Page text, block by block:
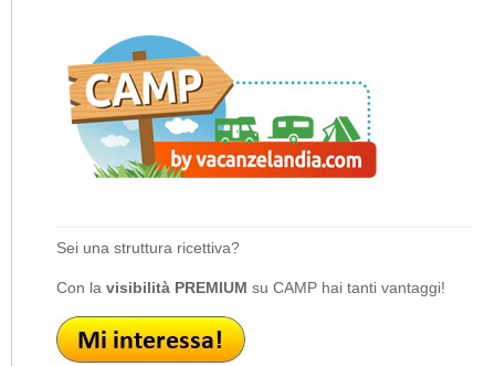
Sei una struttura ricettiva?
Con la visibilità PREMIUM su CAMP hai tanti vantaggi!